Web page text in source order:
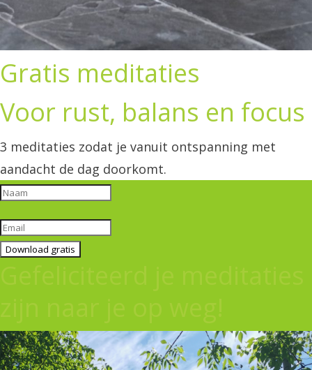
Gratis meditaties
Voor rust, balans en focus
3 meditaties zodat je vanuit ontspanning met
aandacht de dag doorkomt.
Download gratis